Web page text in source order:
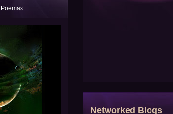
Poemas
Networked Blogs